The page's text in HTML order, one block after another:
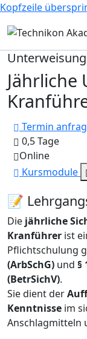
Kopfzeile
Termin
0,5 Tage
Online
Kursmodule
📝
Die jährliche
Kranführer ist
Pflichtschulung
(ArbSchG) und §
(BetrSichV).
Sie dient der
Kenntnisse im
Anschlagmitteln